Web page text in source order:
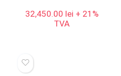
32,450.00 lei + 21%
TVA